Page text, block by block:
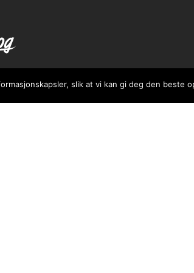
slik at vi kan gi deg den beste